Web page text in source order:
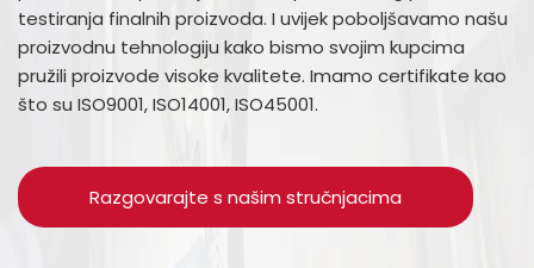
testiranja finalnih proizvoda. I uvijek poboljšavamo našu
proizvodnu tehnologiju kako bismo svojim kupcima
pružili proizvode visoke kvalitete. Imamo certifikate kao
što su ISO9001, ISO14001, ISO45001.
Razgovarajte s našim stručnjacima